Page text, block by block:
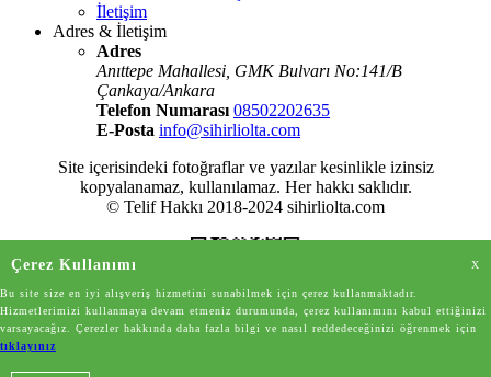
İletişim
Adres & İletişim
Adres
Anıttepe Mahallesi, GMK Bulvarı No:141/B
Çankaya/Ankara
Telefon Numarası 08502202635
E-Posta info@sihirliolta.com
Site içerisindeki fotoğraflar ve yazılar kesinlikle izinsiz
kopyalanamaz, kullanılamaz. Her hakkı saklıdır.
© Telif Hakkı 2018-2024 sihirliolta.com
Çerez Kullanımı X
Bu site size en iyi alışveriş hizmetini sunabilmek için çerez kullanmaktadır.
Hizmetlerimizi kullanmaya devam etmeniz durumunda, çerez kullanımını kabul ettiğinizi
varsayacağız. Çerezler hakkında daha fazla bilgi ve nasıl reddedeceğinizi öğrenmek için
tıklayınız